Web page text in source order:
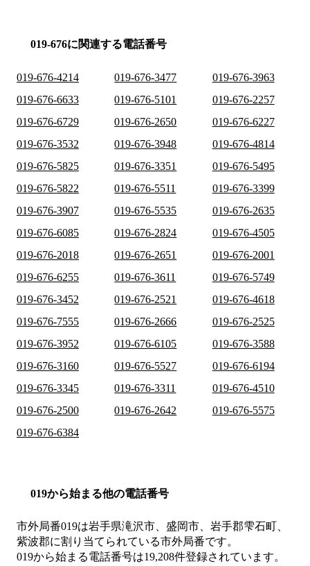
019-676に関連する電話番号
019-676-4214 019-676-3477
019-676-3963
019-676-6633
019-676-5101
019-676-2257
019-676-6729
019-676-2650
019-676-6227
019-676-3532
019-676-3948
019-676-4814
019-676-5825
019-676-3351
019-676-5495
019-676-5822
019-676-5511
019-676-3399
019-676-3907
019-676-5535
019-676-2635
019-676-6085
019-676-2824
019-676-4505
019-676-2018
019-676-2651
019-676-2001
019-676-6255
019-676-3611
019-676-5749
019-676-3452
019-676-2521
019-676-4618
019-676-7555
019-676-2666
019-676-2525
019-676-3952
019-676-6105
019-676-3588
019-676-3160
019-676-5527
019-676-6194
019-676-3345
019-676-3311
019-676-4510
019-676-2500
019-676-2642
019-676-5575
019-676-6384
019から始まる他の電話番号
市外局番019は岩手県滝沢市、盛岡市、岩手郡雫石町、
紫波郡に割り当てられている市外局番です。
019から始まる電話番号は19,208件登録されています。